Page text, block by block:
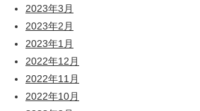
2023年3月
2023年2月
2023年1月
2022年12月
2022年11月
2022年10月